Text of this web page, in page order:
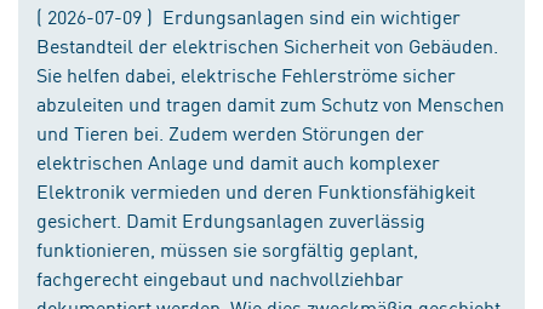
( 2026-07-09 ) Erdungsanlagen sind ein wichtiger
Bestandteil der elektrischen Sicherheit von Gebäuden.
Sie helfen dabei, elektrische Fehlerströme sicher
abzuleiten und tragen damit zum Schutz von Menschen
und Tieren bei. Zudem werden Störungen der
elektrischen Anlage und damit auch komplexer
Elektronik vermieden und deren Funktionsfähigkeit
gesichert. Damit Erdungsanlagen zuverlässig
funktionieren, müssen sie sorgfältig geplant,
fachgerecht eingebaut und nachvollziehbar